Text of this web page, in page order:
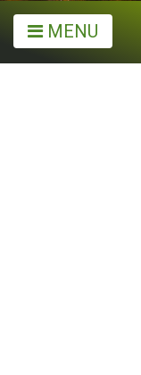
MENU